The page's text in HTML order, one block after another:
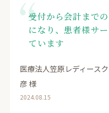
受付から会計まで
になり、患者様サ
ています
医療法人笠原レディー
彦 様
2024.08.15